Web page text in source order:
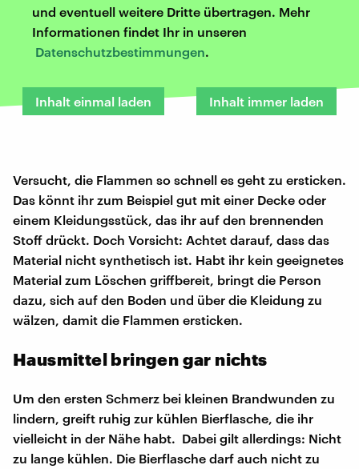
und eventuell weitere Dritte übertragen. Mehr
Informationen findet Ihr in unseren
Datenschutzbestimmungen.
Inhalt einmal laden Inhalt immer laden
Versucht, die Flammen so schnell es geht zu ersticken.
Das könnt ihr zum Beispiel gut mit einer Decke oder
einem Kleidungsstück, das ihr auf den brennenden
Stoff drückt. Doch Vorsicht: Achtet darauf, dass das
Material nicht synthetisch ist. Habt ihr kein geeignetes
Material zum Löschen griffbereit, bringt die Person
dazu, sich auf den Boden und über die Kleidung zu
wälzen, damit die Flammen ersticken.
Hausmittel bringen gar nichts
Um den ersten Schmerz bei kleinen Brandwunden zu
lindern, greift ruhig zur kühlen Bierflasche, die ihr
vielleicht in der Nähe habt. Dabei gilt allerdings: Nicht
zu lange kühlen. Die Bierflasche darf auch nicht zu